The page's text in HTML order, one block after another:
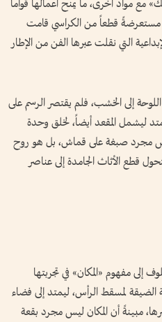
مع مواد أخرى، ما يمنح أعمالها قواماً
مستعرضةً قطعاً من الكراسي قامت
التي نقلت عبرها الفن من الإطار
إلى الخشب، فلم يقتصر الرسم على
ليشمل المقعد أيضاً، لخلق وحدة
مجرد صبغة على قماش، بل هو روح
قطع الأثاث الجامدة إلى عناصر
إلى مفهوم «المكان» في تجربتها
الضيقة لمسقط الرأس، ليمتد إلى فضاء
مبينةً أن المكان ليس مجرد بقعة